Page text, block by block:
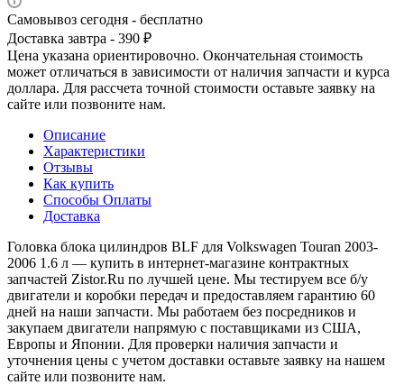
Самовывоз сегодня - бесплатно
Доставка завтра - 390 ₽
Цена указана ориентировочно. Окончательная стоимость
может отличаться в зависимости от наличия запчасти и курса
доллара. Для рассчета точной стоимости оставьте заявку на
сайте или позвоните нам.
Описание
Характеристики
Отзывы
Как купить
Способы Оплаты
Доставка
Головка блока цилиндров BLF для Volkswagen Touran 2003-
2006 1.6 л — купить в интернет-магазине контрактных
запчастей Zistor.Ru по лучшей цене. Мы тестируем все б/у
двигатели и коробки передач и предоставляем гарантию 60
дней на наши запчасти. Мы работаем без посредников и
закупаем двигатели напрямую с поставщиками из США,
Европы и Японии. Для проверки наличия запчасти и
уточнения цены с учетом доставки оставьте заявку на нашем
сайте или позвоните нам.